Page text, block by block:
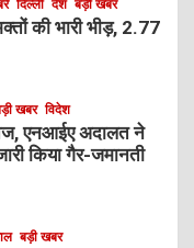
दिल्ली देश बड़ी खबर
की भारी भीड़, 2.77
खबर विदेश
एनआईए अदालत ने
किया गैर-जमानती
बड़ी खबर